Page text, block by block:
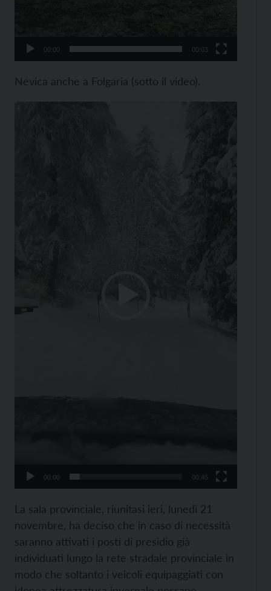
00:00 00:03
Nevica anche a Folgaria (sotto il video).
00:00 00:45
La sala provinciale, riunitasi ieri, lunedì 21
novembre, ha deciso che in caso di necessità
saranno attivati i posti di presidio già
individuati lungo la rete stradale provinciale in
modo che soltanto i veicoli equipaggiati con